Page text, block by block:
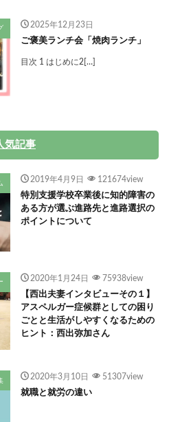
2025年12月23日
ご褒美ランチ会「焼肉ランチ」
目次 1 はじめに2[…]
気記事
2019年4月9日 121674view
特別支援学校卒業後に知的障害の
ある方が選ぶ進路先と進路選択の
ポイントについて
2020年1月24日 75938view
【西出夫妻インタビューその１】
アスペルガー症候群としての困り
ごとと生活がしやすくなるための
ヒント：西出弥加さん
2020年3月10日 51307view
就職と就労の違い